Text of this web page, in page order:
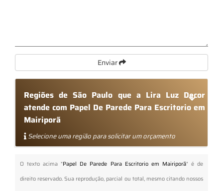
Enviar
Regiões de São Paulo que a Lira Luz Decor
atende com Papel De Parede Para Escritorio em
Mairiporã
Selecione uma região para solicitar um orçamento
O texto acima "Papel De Parede Para Escritorio em Mairiporã" é de
direito reservado. Sua reprodução, parcial ou total, mesmo citando nossos